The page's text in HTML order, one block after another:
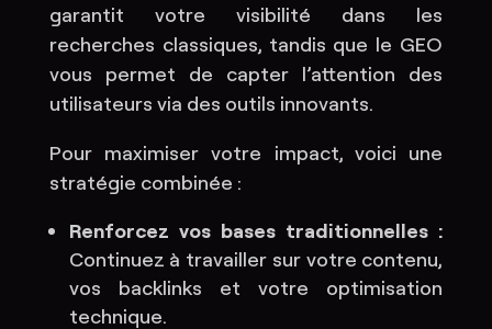
garantit votre visibilité dans les
recherches classiques, tandis que le GEO
vous permet de capter l’attention des
utilisateurs via des outils innovants.
Pour maximiser votre impact, voici une
stratégie combinée :
Renforcez vos bases traditionnelles :
Continuez à travailler sur votre contenu,
vos backlinks et votre optimisation
technique.